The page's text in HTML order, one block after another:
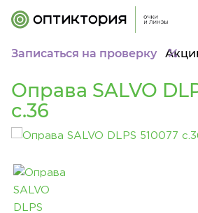
Записаться на проверку
Оправа SALVO
c.36